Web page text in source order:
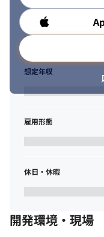
セコムのオンライン・
勤務時間
想定年収
雇用形態
休日・休暇
開発環境・現場